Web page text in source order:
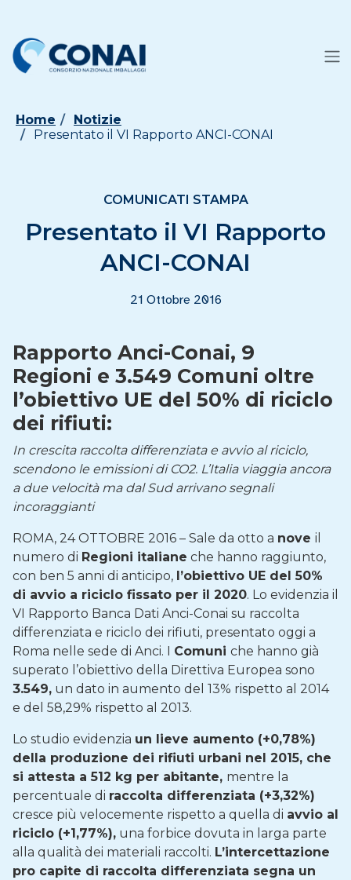
Home
Notizie
Presentato il VI Rapporto ANCI-CONAI
COMUNICATI STAMPA
Presentato il VI Rapporto
ANCI-CONAI
21 Ottobre 2016
Rapporto Anci-Conai, 9
Regioni e 3.549 Comuni oltre
l’obiettivo UE del 50% di riciclo
dei rifiuti:
In crescita raccolta differenziata e avvio al riciclo,
scendono le emissioni di CO2. L’Italia viaggia ancora
a due velocità ma dal Sud arrivano segnali
incoraggianti
ROMA, 24 OTTOBRE 2016 – Sale da otto a nove il
numero di Regioni italiane che hanno raggiunto,
con ben 5 anni di anticipo, l’obiettivo UE del 50%
di avvio a riciclo fissato per il 2020. Lo evidenzia il
VI Rapporto Banca Dati Anci-Conai su raccolta
differenziata e riciclo dei rifiuti, presentato oggi a
Roma nelle sede di Anci. I Comuni che hanno già
superato l’obiettivo della Direttiva Europea sono
3.549, un dato in aumento del 13% rispetto al 2014
e del 58,29% rispetto al 2013.
Lo studio evidenzia un lieve aumento (+0,78%)
della produzione dei rifiuti urbani nel 2015, che
si attesta a 512 kg per abitante, mentre la
percentuale di raccolta differenziata (+3,32%)
cresce più velocemente rispetto a quella di avvio al
riciclo (+1,77%), una forbice dovuta in larga parte
alla qualità dei materiali raccolti. L’intercettazione
pro capite di raccolta differenziata segna un